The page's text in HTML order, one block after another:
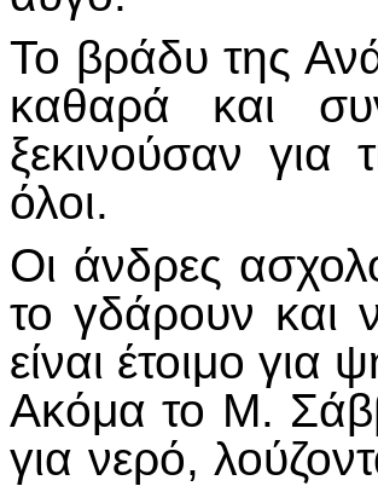
Το βράδυ της
καθαρά και
ξεκινούσαν
όλοι.
Οι άνδρες
το γδάρουν και
είναι έτοιμο για
Ακόμα το Μ.
για νερό,